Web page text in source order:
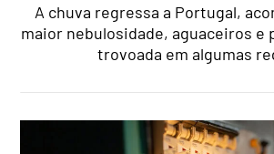
A chuva regressa a Portugal,
maior nebulosidade, aguaceiros e
trovoada em algumas